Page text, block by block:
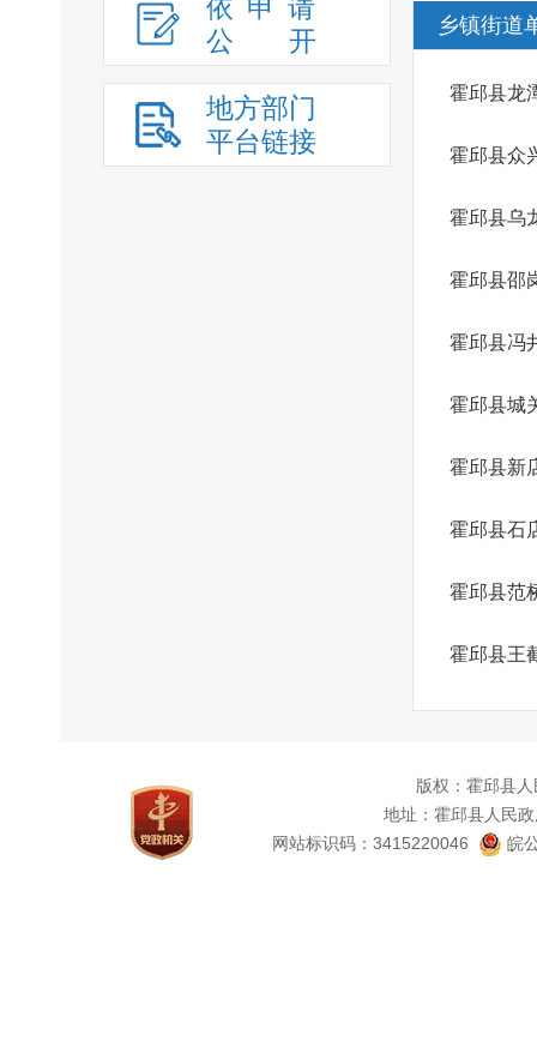
依申请
公
开
地方部门
平台链接
乡镇街道
霍邱县龙
霍邱县众
霍邱县乌
霍邱县邵
霍邱县冯
霍邱县城
霍邱县新
霍邱县石
霍邱县范
霍邱县王
版权：霍邱县
地址：霍邱县人民
网站标识码：3415220046
皖